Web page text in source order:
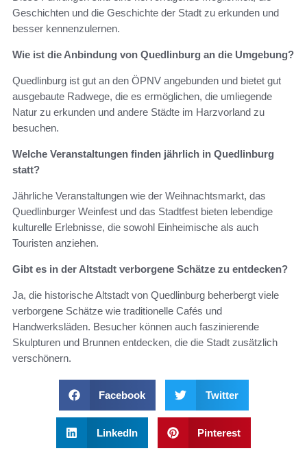
Geschichten und die Geschichte der Stadt zu erkunden und
besser kennenzulernen.
Wie ist die Anbindung von Quedlinburg an die Umgebung?
Quedlinburg ist gut an den ÖPNV angebunden und bietet gut
ausgebaute Radwege, die es ermöglichen, die umliegende
Natur zu erkunden und andere Städte im Harzvorland zu
besuchen.
Welche Veranstaltungen finden jährlich in Quedlinburg
statt?
Jährliche Veranstaltungen wie der Weihnachtsmarkt, das
Quedlinburger Weinfest und das Stadtfest bieten lebendige
kulturelle Erlebnisse, die sowohl Einheimische als auch
Touristen anziehen.
Gibt es in der Altstadt verborgene Schätze zu entdecken?
Ja, die historische Altstadt von Quedlinburg beherbergt viele
verborgene Schätze wie traditionelle Cafés und
Handwerksläden. Besucher können auch faszinierende
Skulpturen und Brunnen entdecken, die die Stadt zusätzlich
verschönern.
Facebook Twitter
LinkedIn Pinterest